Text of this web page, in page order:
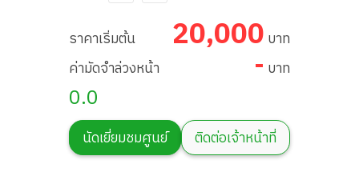
Branch 1
ราคาเริ่มต้น 20,000 บาท
ค่ามัดจำล่วงหน้า
- บาท
0.0
นัดเยี่ยมชมศูนย์ ติดต่อเจ้าหน้าที่